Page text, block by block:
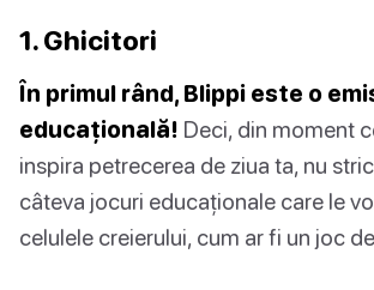
1. Ghicitori
În primul rând, Blippi este o
educațională! Deci, din moment
inspira petrecerea de ziua ta, nu
câteva jocuri educaționale care le
celulele creierului, cum ar fi un joc